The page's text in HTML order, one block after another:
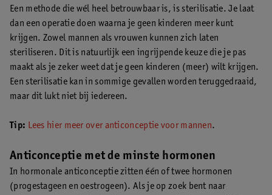
Een methode die wél heel betrouwbaar is, is sterilisatie. Je laat
dan een operatie doen waarna je geen kinderen meer kunt
krijgen. Zowel mannen als vrouwen kunnen zich laten
steriliseren. Dit is natuurlijk een ingrijpende keuze die je pas
maakt als je zeker weet dat je geen kinderen (meer) wilt krijgen.
Een sterilisatie kan in sommige gevallen worden teruggedraaid,
maar dit lukt niet bij iedereen.
Tip: Lees hier meer over anticonceptie voor mannen.
Anticonceptie met de minste hormonen
In hormonale anticonceptie zitten één of twee hormonen
(progestageen en oestrogeen). Als je op zoek bent naar